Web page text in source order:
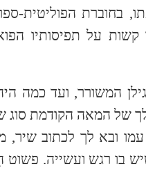
בחוברת הפוליטית-
על תפיסותיו
המשורר, ועד כמה
של המאה הקודמת סוג
ובא לך לכתוב שיר,
בו רגש ועשייה. פשוט